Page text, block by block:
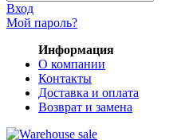
Вход
Мой пароль?
Информация
О компании
Контакты
Доставка и оплата
Возврат и замена